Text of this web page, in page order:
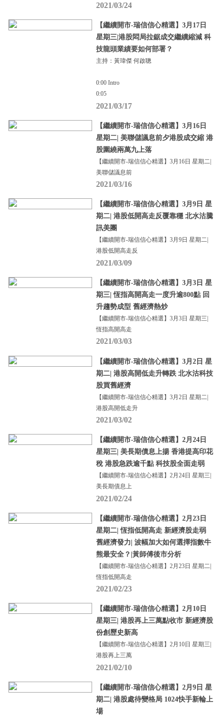
2021/03/24
【繼續開市-瑞信信心精選】3月17日
星期三|港股悶局拉鋸成交繼續縮減 科
技龍頭業績要如何部署？
主持：黃瑋傑 何啟聰
0:00 Intro
0:05
2021/03/17
【繼續開市-瑞信信心精選】3月16日
星期二| 美聯儲議息前夕港股成交縮 港
股圍繞兩萬九上落
【繼續開市-瑞信信心精選】3月16日 星期二|
美聯儲議息前
2021/03/16
【繼續開市-瑞信信心精選】3月9日 星
期二| 港股低開高走反覆靠穩 北水沽騰
訊美團
【繼續開市-瑞信信心精選】3月9日 星期二|
港股低開高走反
2021/03/09
【繼續開市-瑞信信心精選】3月3日 星
期三| 恆指高開高走一度升逾800點 回
升趨勢成型 舊經濟熱炒
【繼續開市-瑞信信心精選】3月3日 星期三|
恆指高開高走
2021/03/03
【繼續開市-瑞信信心精選】3月2日 星
期二| 港股高開低走升轉跌 北水沽科技
股買舊經濟
【繼續開市-瑞信信心精選】3月2日 星期二|
港股高開低走升
2021/03/02
【繼續開市-瑞信信心精選】2月24日
星期三| 美長期債息上揚 香港提高印花
稅 港股急跌逾千點 科技股全面走弱
【繼續開市-瑞信信心精選】2月24日 星期三|
美長期債息上
2021/02/24
【繼續開市-瑞信信心精選】2月23日
星期二| 恆指低開高走 新經濟股走弱
舊經濟發力| 波幅加大如何選擇指數牛
熊最安全？|黃師傅後市分析
【繼續開市-瑞信信心精選】2月23日 星期二|
恆指低開高走
2021/02/23
【繼續開市-瑞信信心精選】2月10日
星期三| 港股再上三萬點收市 新經濟股
份創歷史新高
【繼續開市-瑞信信心精選】2月10日 星期三|
港股再上三萬
2021/02/10
【繼續開市-瑞信信心精選】2月9日 星
期二| 港股處待變格局 1024快手新輪上
場